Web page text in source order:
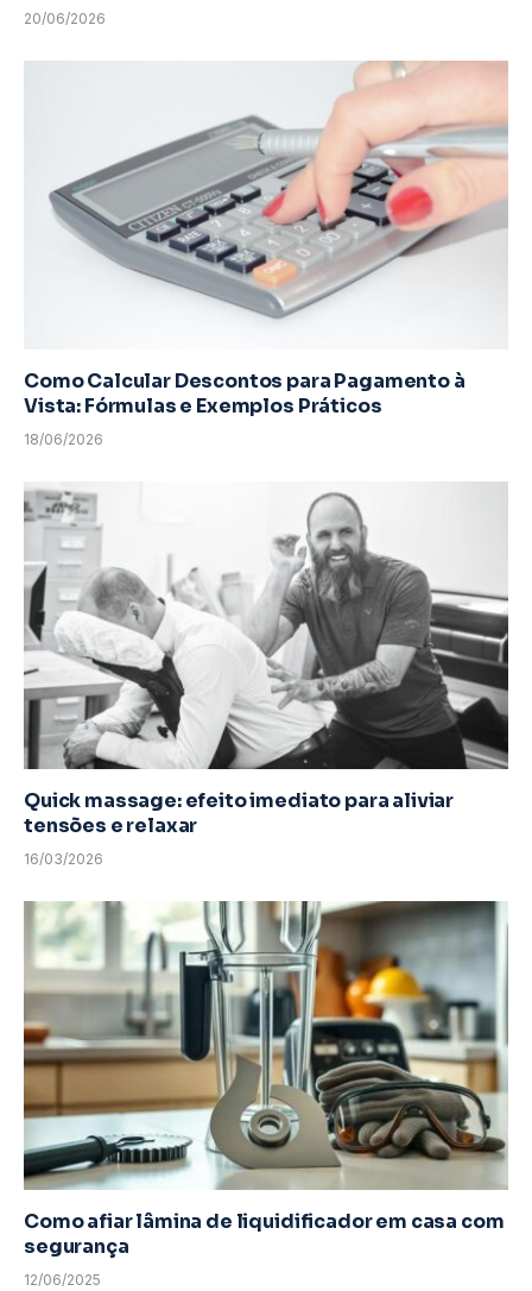
20/06/2026
Como Calcular Descontos para Pagamento à
Vista: Fórmulas e Exemplos Práticos
18/06/2026
Quick massage: efeito imediato para aliviar
tensões e relaxar
16/03/2026
Como afiar lâmina de liquidificador em casa com
segurança
12/06/2025